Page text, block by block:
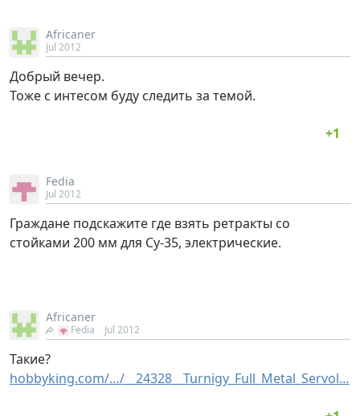
Africaner
Jul 2012
Добрый вечер.
Тоже с интесом буду следить за темой.
Fedia
Jul 2012
Граждане подскажите где взять ретракты со
стойками 200 мм для Су-35, электрические.
Africaner
Fedia Jul 2012
Такие?
hobbyking.com/…/__24328__Turnigy_Full_Metal_Servol…